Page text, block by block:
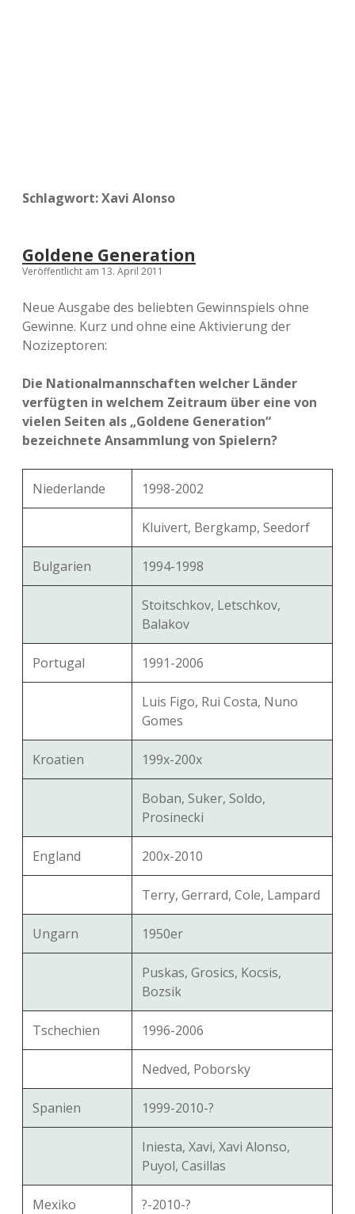
Schlagwort:Xavi Alonso
Goldene Generation
Veröffentlicht am 13. April 2011
Neue Ausgabe des beliebten Gewinnspiels ohne
Gewinne. Kurz und ohne eine Aktivierung der
Nozizeptoren:
Die Nationalmannschaften welcher Länder
verfügten in welchem Zeitraum über eine von
vielen Seiten als „Goldene Generation“
bezeichnete Ansammlung von Spielern?
Niederlande 1998-2002
Kluivert, Bergkamp, Seedorf
Bulgarien 1994-1998
Stoitschkov, Letschkov,
Balakov
Portugal 1991-2006
Luis Figo, Rui Costa, Nuno
Gomes
Kroatien 199x-200x
Boban, Suker, Soldo,
Prosinecki
England 200x-2010
Terry, Gerrard, Cole, Lampard
Ungarn 1950er
Puskas, Grosics, Kocsis,
Bozsik
Tschechien 1996-2006
Nedved, Poborsky
Spanien 1999-2010-?
Iniesta, Xavi, Xavi Alonso,
Puyol, Casillas
Mexiko ?-2010-?